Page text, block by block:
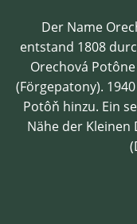
Der Name
entstand 1808
Orechová
(Förgepatony).
Potôň hinzu. Ein
Nähe der Kleinen